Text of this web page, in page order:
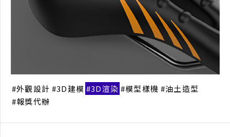
外觀設計 3D建模 3D渲染 模型樣機
油土造型
報獎代辦